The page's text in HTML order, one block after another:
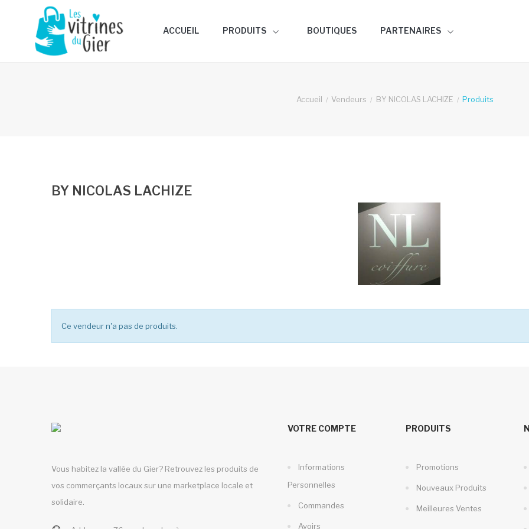
ACCUEIL PRODUITS BOUTIQUES PARTENAIRES
Accueil Vendeurs BY NICOLAS LACHIZE Produits
BY NICOLAS LACHIZE
Ce vendeur n'a pas de produits.
Vous habitez la vallée du Gier? Retrouvez les produits de
vos commerçants locaux sur une marketplace locale et
solidaire.
VOTRE COMPTE
Informations
Personnelles
Commandes
Avoirs
PRODUITS
Promotions
Nouveaux Produits
Meilleures Ventes